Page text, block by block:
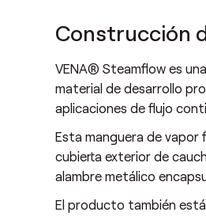
Construcción
VENA® Steamflow es
material de desarrollo
aplicaciones de flujo
Esta manguera de vapor
cubierta exterior de
alambre metálico
El producto también